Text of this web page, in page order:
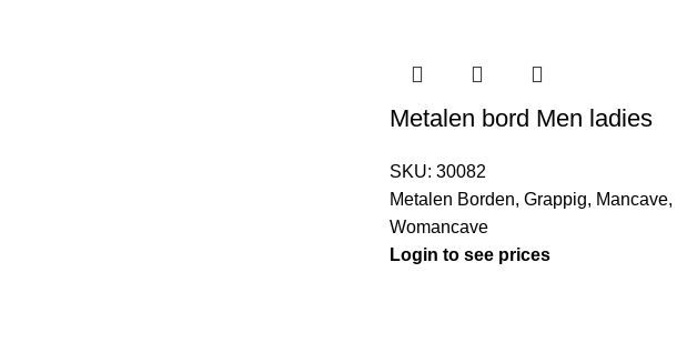
Metalen bord Men ladies
SKU: 30082
Metalen Borden, Grappig, Mancave,
Womancave
Login to see prices